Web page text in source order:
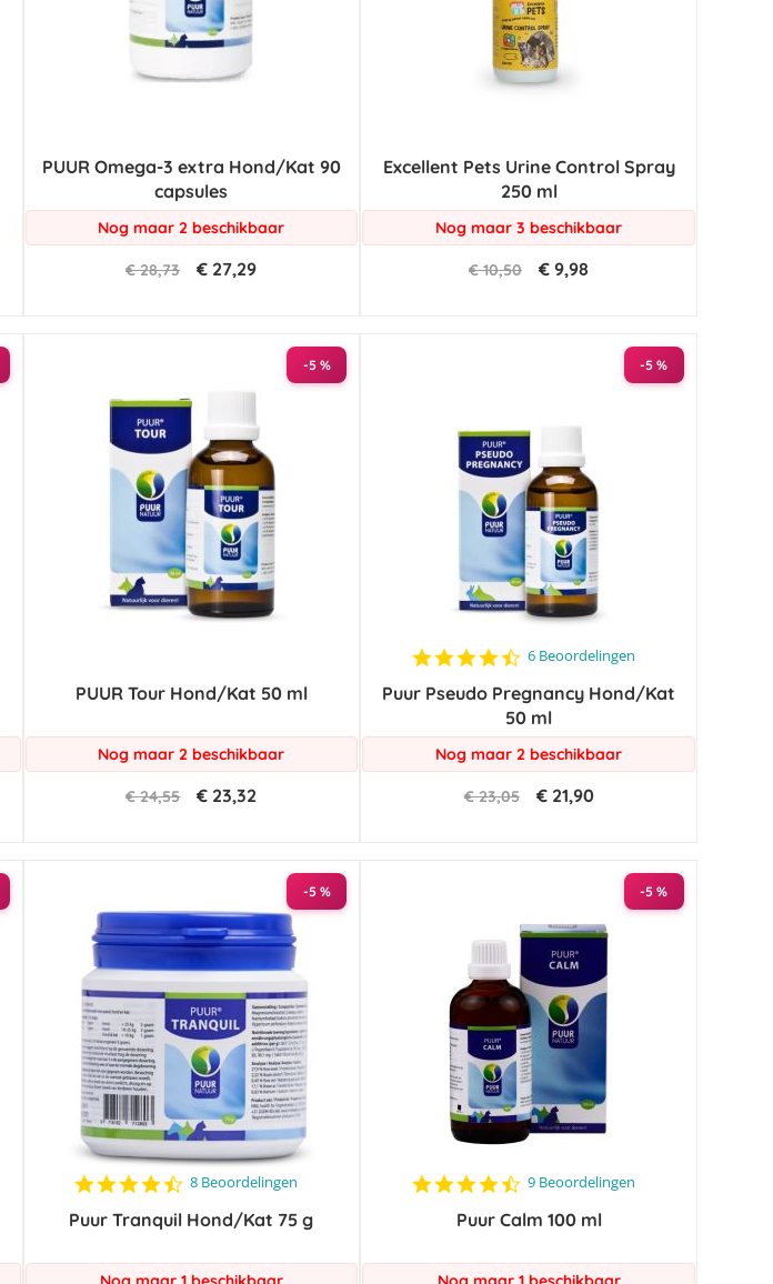
PUUR Omega-3 extra Hond/Kat 90
capsules
Nog maar 2 beschikbaar
€ 28,73 € 27,29
Excellent Pets Urine Control Spray
250 ml
Nog maar 3 beschikbaar
€ 10,50 € 9,98
-5 %
PUUR Tour Hond/Kat 50 ml
Nog maar 2 beschikbaar
€ 24,55 € 23,32
-5 %
4.5
rating
6 Beoordelingen
Puur Pseudo Pregnancy Hond/Kat
50 ml
Nog maar 2 beschikbaar
€ 23,05 € 21,90
-5 %
4.3
rating
8 Beoordelingen
Puur Tranquil Hond/Kat 75 g
-5 %
4.6
rating
9 Beoordelingen
Puur Calm 100 ml